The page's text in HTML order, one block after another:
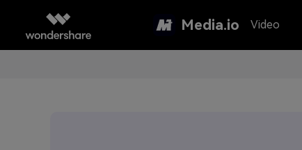
Media.io Video